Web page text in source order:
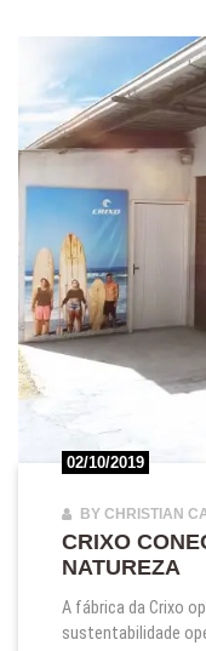
02/10/2019
BY CHRISTIAN
CRIXO
NATUREZA
A fábrica da Crixo
sustentabilidade